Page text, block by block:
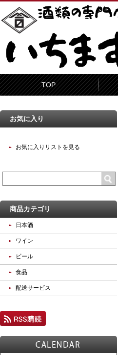
TOP
お気に入り
お気に入りリストを見る
商品カテゴリ
日本酒
ワイン
ビール
食品
配送サービス